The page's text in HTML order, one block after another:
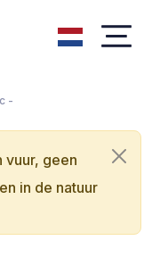
-
vuur, geen
in de natuur